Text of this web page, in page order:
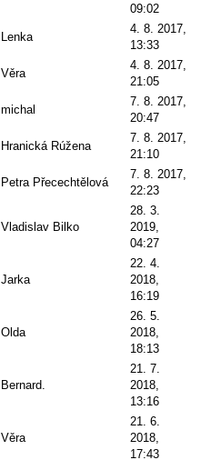
09:02
Lenka
4. 8. 2017,
13:33
Věra
4. 8. 2017,
21:05
michal
7. 8. 2017,
20:47
Hranická Rúžena
7. 8. 2017,
21:10
Petra Přecechtělová
7. 8. 2017,
22:23
Vladislav Bilko
28. 3.
2019,
04:27
Jarka
22. 4.
2018,
16:19
Olda
26. 5.
2018,
18:13
Bernard.
21. 7.
2018,
13:16
Věra
21. 6.
2018,
17:43